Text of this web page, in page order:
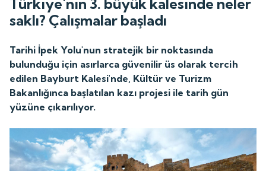
Türkiye'nin 3. büyük kalesinde neler
saklı? Çalışmalar başladı
Tarihi İpek Yolu'nun stratejik bir noktasında
bulunduğu için asırlarca güvenilir üs olarak tercih
edilen Bayburt Kalesi'nde, Kültür ve Turizm
Bakanlığınca başlatılan kazı projesi ile tarih gün
yüzüne çıkarılıyor.